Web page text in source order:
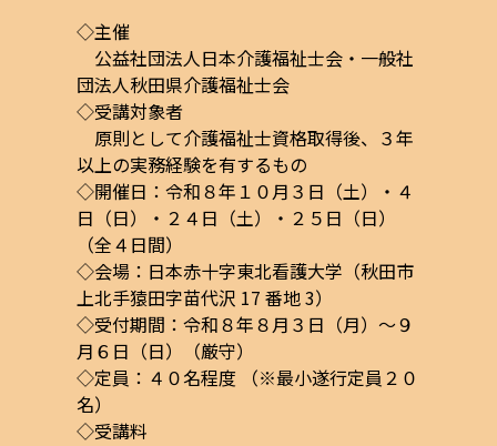
◇主催
公益社団法人日本介護福祉士会・一般社
団法人秋田県介護福祉士会
◇受講対象者
原則として介護福祉士資格取得後、３年
以上の実務経験を有するもの
◇開催日：令和８年１０月３日（土）・４
日（日）・２４日（土）・２５日（日）
（全４日間）
◇会場：日本赤十字東北看護大学（秋田市
上北手猿田字苗代沢 17 番地 3）
◇受付期間：令和８年８月３日（月）～９
月６日（日）（厳守）
◇定員：４０名程度 （※最小遂行定員２０
名）
◇受講料